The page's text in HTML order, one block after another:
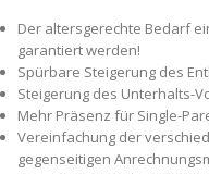
Der altersgerechte Bedarf
garantiert werden!
Spürbare Steigerung des
Steigerung des Unterhalts-
Mehr Präsenz für Single-
Vereinfachung der
gegenseitigen